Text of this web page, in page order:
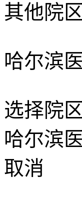
其他院区
哈尔滨
选择院区
哈尔滨
取消